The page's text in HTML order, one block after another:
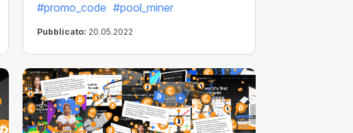
per risparmiare ancora di più.
#promo_code #pool_miner
Pubblicato: 20.05.2022